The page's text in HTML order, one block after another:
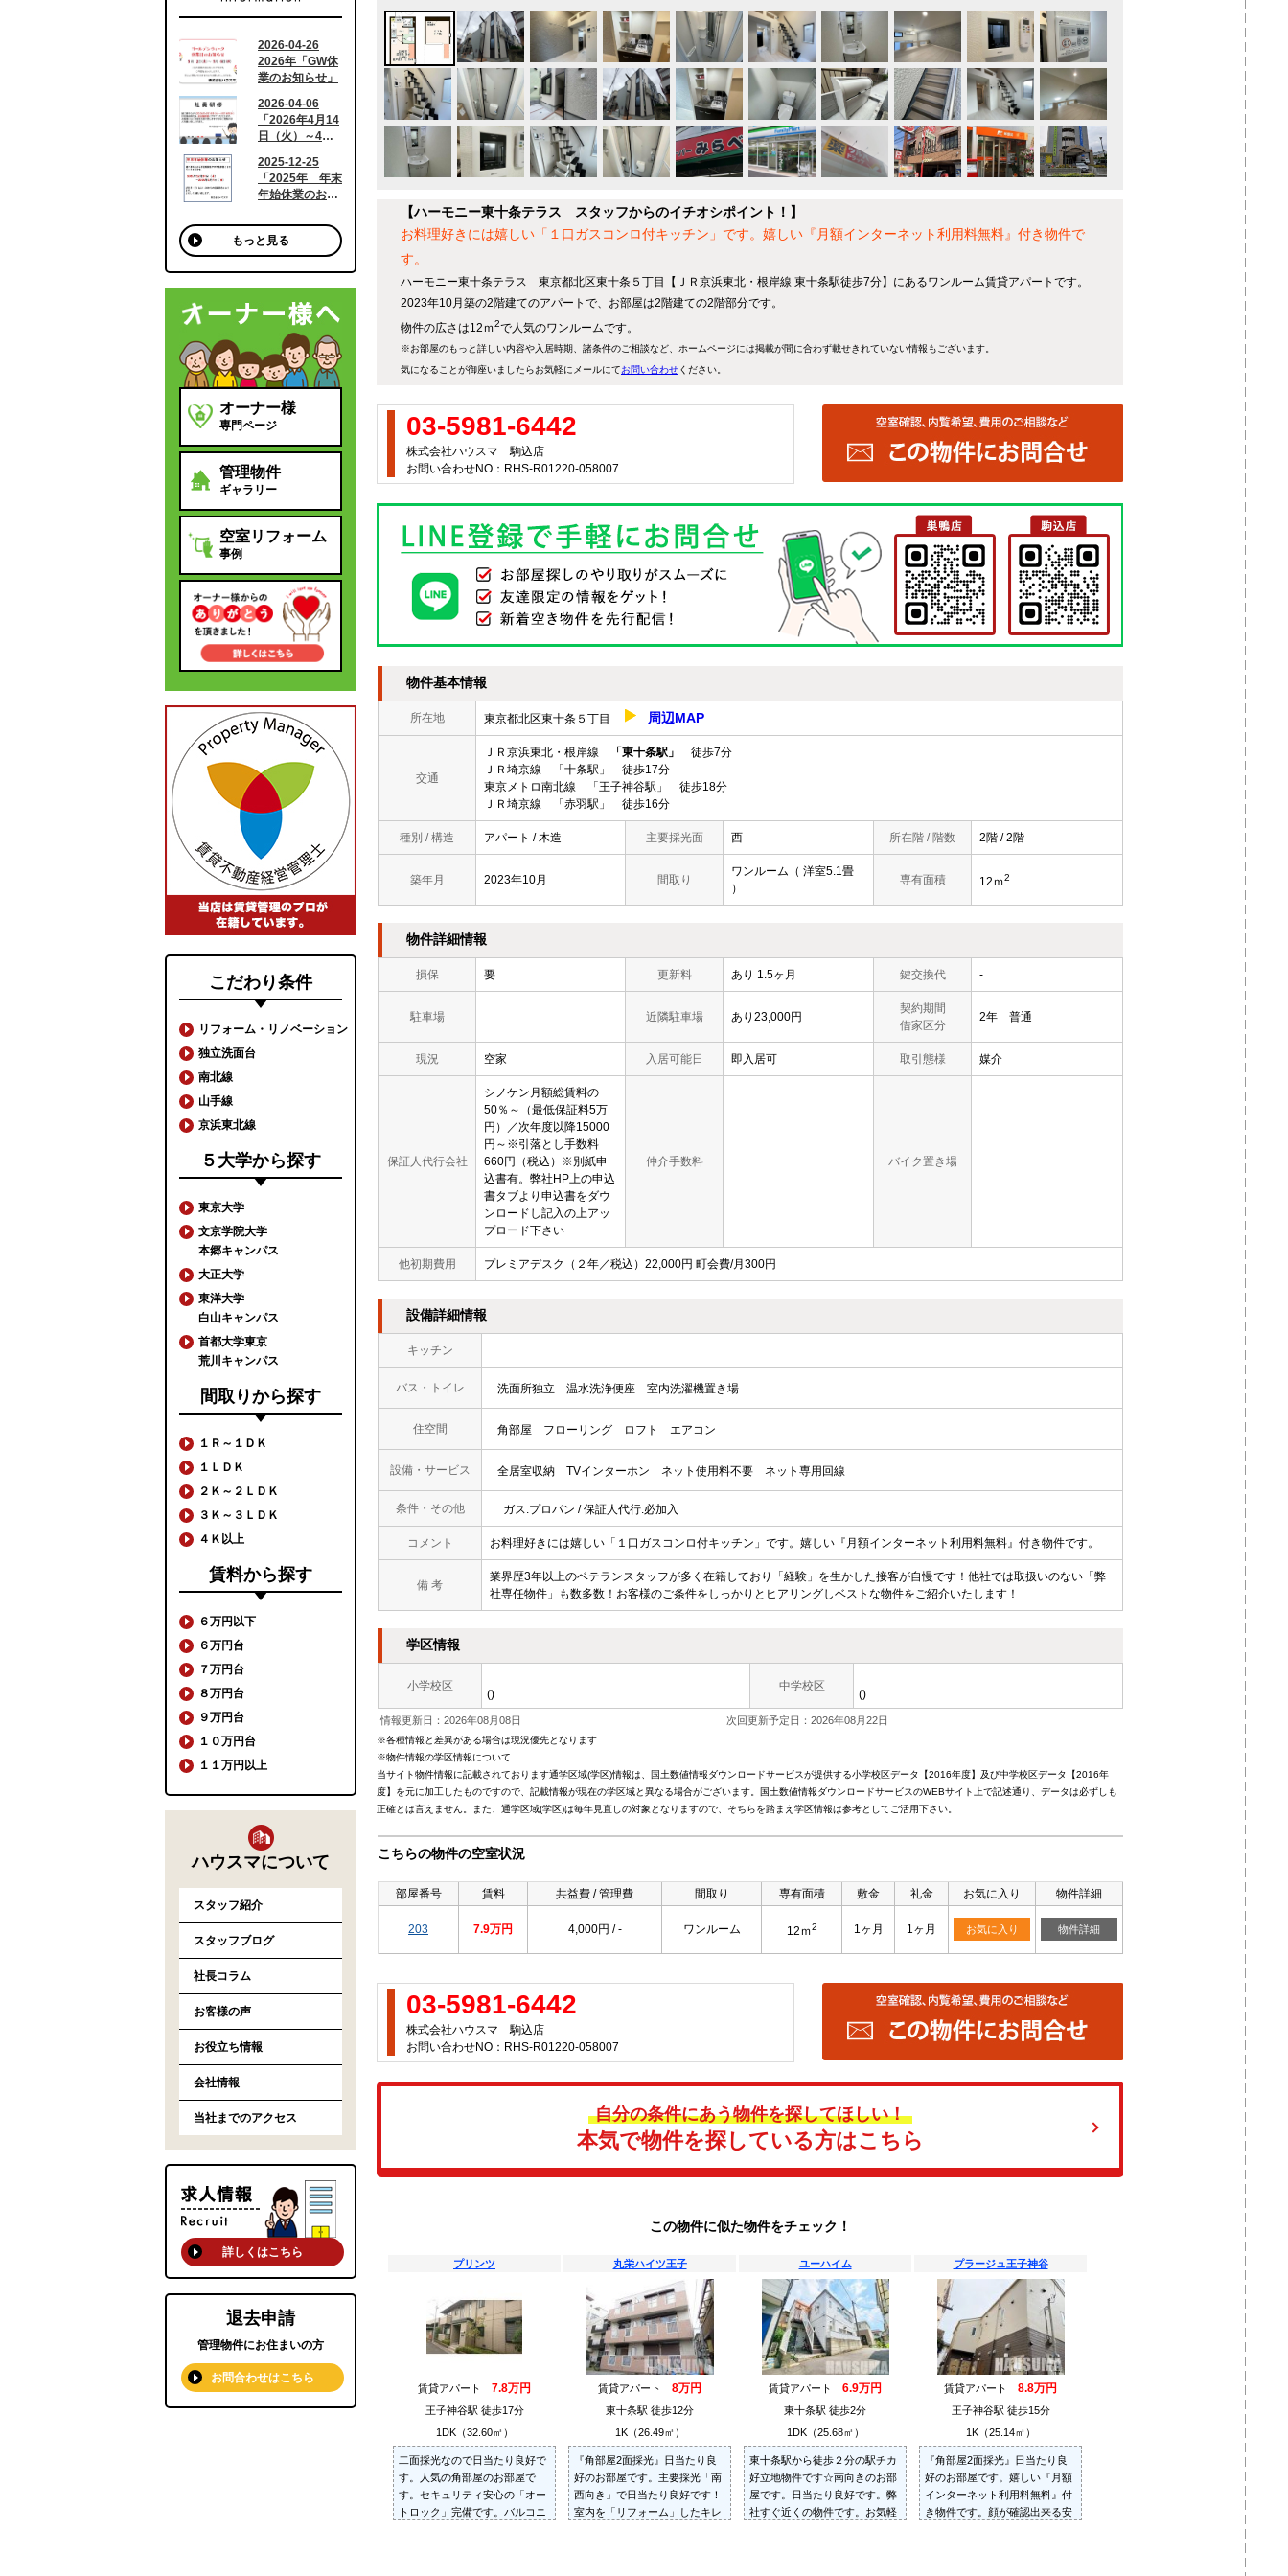
【ハーモニー東十条テラス スタッフからのイチオシポイント！】
お料理好きには嬉しい「１口ガスコンロ付キッチン」です。嬉しい『月額インターネット利用料無料』付き物件で
す。
ハーモニー東十条テラス 東京都北区東十条５丁目【ＪＲ京浜東北・根岸線 東十条駅徒歩7分】にあるワンルーム賃貸アパートです。
2023年10月築の2階建てのアパートで、お部屋は2階建ての2階部分です。
物件の広さは12ｍ2で人気のワンルームです。
※お部屋のもっと詳しい内容や入居時期、諸条件のご相談など、ホームページには掲載が間に合わず載せきれていない情報もございます。
気になることが御座いましたらお気軽にメールにてお問い合わせください。
03-5981-6442
株式会社ハウスマ 駒込店
お問い合わせNO：RHS-R01220-058007
物件基本情報
所在地 東京都北区東十条５丁目 周辺MAP
交通
ＪＲ京浜東北・根岸線 「東十条駅」
徒歩7分
ＪＲ埼京線 「十条駅」 徒歩17分
東京メトロ南北線 「王子神谷駅」 徒歩18分
ＪＲ埼京線 「赤羽駅」 徒歩16分
種別 / 構造 アパート / 木造 主要採光面 西 所在階 / 階数 2階 / 2階
築年月 2023年10月 間取り
ワンルーム（ 洋室5.1畳
）
専有面積 12ｍ2
物件詳細情報
損保 要 更新料 あり 1.5ヶ月 鍵交換代 -
駐車場 近隣駐車場 あり23,000円
契約期間
借家区分
2年 普通
現況 空家 入居可能日 即入居可 取引態様 媒介
保証人代行会社
シノケン月額総賃料の
50％～（最低保証料5万
円）／次年度以降15000
円～※引落とし手数料
660円（税込）※別紙申
込書有。弊社HP上の申込
書タブより申込書をダウ
ンロードし記入の上アッ
プロード下さい
仲介手数料 バイク置き場
他初期費用 プレミアデスク（２年／税込）22,000円 町会費/月300円
設備詳細情報
キッチン
バス・トイレ 洗面所独立 温水洗浄便座 室内洗濯機置き場
住空間 角部屋 フローリング ロフト エアコン
設備・サービス 全居室収納 TVインターホン ネット使用料不要 ネット専用回線
条件・その他 ガス:プロパン / 保証人代行:必加入
コメント お料理好きには嬉しい「１口ガスコンロ付キッチン」です。嬉しい『月額インターネット利用料無料』付き物件です。
備 考
業界歴3年以上のベテランスタッフが多く在籍しており「経験」を生かした接客が自慢です！他社では取扱いのない「弊
社専任物件」も数多数！お客様のご条件をしっかりとヒアリングしベストな物件をご紹介いたします！
学区情報
小学校区
()
中学校区
()
情報更新日：2026年08月08日 次回更新予定日：2026年08月22日
※各種情報と差異がある場合は現況優先となります
※物件情報の学区情報について
当サイト物件情報に記載されております通学区域(学区)情報は、国土数値情報ダウンロードサービスが提供する小学校区データ【2016年度】及び中学校区データ【2016年
度】を元に加工したものですので、記載情報が現在の学区域と異なる場合がございます。国土数値情報ダウンロードサービスのWEBサイト上で記述通り、データは必ずしも
正確とは言えません。また、通学区域(学区)は毎年見直しの対象となりますので、そちらを踏まえ学区情報は参考としてご活用下さい。
こちらの物件の空室状況
部屋番号 賃料 共益費 / 管理費 間取り 専有面積 敷金 礼金 お気に入り 物件詳細
203 7.9万円 4,000円 / - ワンルーム 12ｍ2 1ヶ月 1ヶ月 お気に入り 物件詳細
03-5981-6442
株式会社ハウスマ 駒込店
お問い合わせNO：RHS-R01220-058007
自分の条件にあう物件を探してほしい！
本気で物件を探している方はこちら
この物件に似た物件をチェック！
プリンツ
賃貸アパート 7.8万円
王子神谷駅 徒歩17分
1DK（32.60㎡）
二面採光なので日当たり良好で
す。人気の角部屋のお部屋で
す。セキュリティ安心の「オー
トロック」完備です。バルコニ
丸栄ハイツ王子
賃貸アパート 8万円
東十条駅 徒歩12分
1K（26.49㎡）
『角部屋2面採光』日当たり良
好のお部屋です。主要採光「南
西向き」で日当たり良好です！
室内を「リフォーム」したキレ
ユーハイム
賃貸アパート 6.9万円
東十条駅 徒歩2分
1DK（25.68㎡）
東十条駅から徒歩２分の駅チカ
好立地物件です☆南向きのお部
屋です。日当たり良好です。弊
社すぐ近くの物件です。お気軽
プラージュ王子神谷
賃貸アパート 8.8万円
王子神谷駅 徒歩15分
1K（25.14㎡）
『角部屋2面採光』日当たり良
好のお部屋です。嬉しい『月額
インターネット利用料無料』付
き物件です。顔が確認出来る安
もっと見る
オーナー様
専門ページ
管理物件
ギャラリー
空室リフォーム
事例
こだわり条件
リフォーム・リノベーション
独立洗面台
南北線
山手線
京浜東北線
５大学から探す
東京大学
文京学院大学
本郷キャンパス
大正大学
東洋大学
白山キャンパス
首都大学東京
荒川キャンパス
間取りから探す
１Ｒ～１ＤＫ
１ＬＤＫ
２Ｋ～２ＬＤＫ
３Ｋ～３ＬＤＫ
４Ｋ以上
賃料から探す
６万円以下
６万円台
７万円台
８万円台
９万円台
１０万円台
１１万円以上
ハウスマについて
スタッフ紹介
スタッフブログ
社長コラム
お客様の声
お役立ち情報
会社情報
当社までのアクセス
詳しくはこちら
退去申請
管理物件にお住まいの方
お問合わせはこちら